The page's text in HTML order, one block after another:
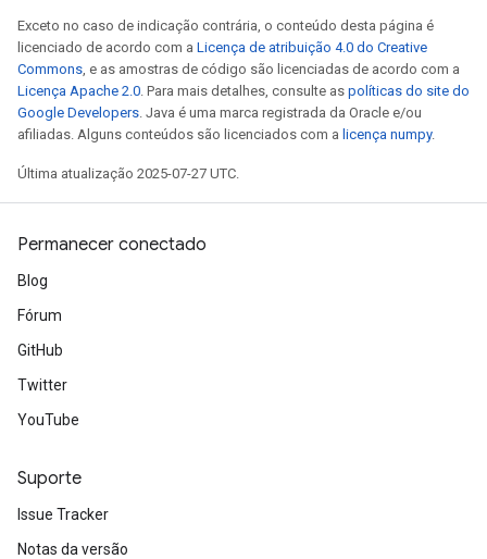
Exceto no caso de indicação contrária, o conteúdo desta página é
licenciado de acordo com a Licença de atribuição 4.0 do Creative
Commons, e as amostras de código são licenciadas de acordo com a
Licença Apache 2.0. Para mais detalhes, consulte as políticas do site do
Google Developers. Java é uma marca registrada da Oracle e/ou
afiliadas. Alguns conteúdos são licenciados com a licença numpy.
Última atualização 2025-07-27 UTC.
Permanecer conectado
Blog
Fórum
GitHub
Twitter
YouTube
Suporte
Issue Tracker
Notas da versão